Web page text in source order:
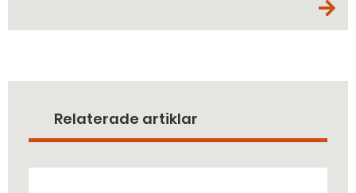
Relaterade artiklar